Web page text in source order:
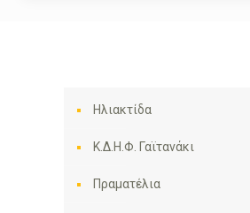
Ηλιακτίδα
Κ.Δ.Η.Φ. Γαϊτανάκι
Πραματέλια